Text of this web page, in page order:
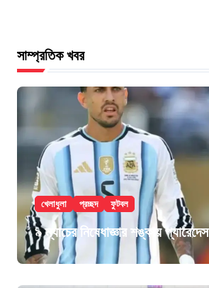
সাম্প্রতিক খবর
খেলাধুলা প্রচ্ছদ ফুটবল
৯ ম্যাচের নিষেধাজ্ঞার শঙ্কায় প্যারেদেস